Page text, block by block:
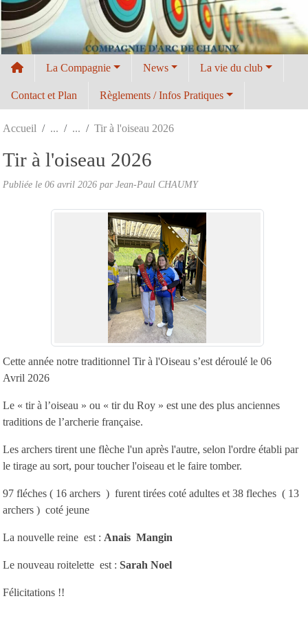
La Compagnie News La vie du club
Contact et Plan Règlements / Infos Pratiques
Accueil Tir à l'oiseau 2026
Tir à l'oiseau 2026
Publiée le 06 avril 2026 parJean-Paul CHAUMY
Cette année notre traditionnel Tir à l'Oiseau s’est déroulé le 06
Avril 2026
Le « tir à l’oiseau » ou « tir du Roy » est une des plus anciennes
traditions de l’archerie française.
Les archers tirent une flèche l'un après l'autre, selon l'ordre établi par
le tirage au sort, pour toucher l'oiseau et le faire tomber.
97 fléches ( 16 archers ) furent tirées coté adultes et 38 fleches ( 13
archers ) coté jeune
La nouvelle reine est : Anais Mangin
Le nouveau roitelette est : Sarah Noel
Félicitations !!
Panneau de gestion des cookies